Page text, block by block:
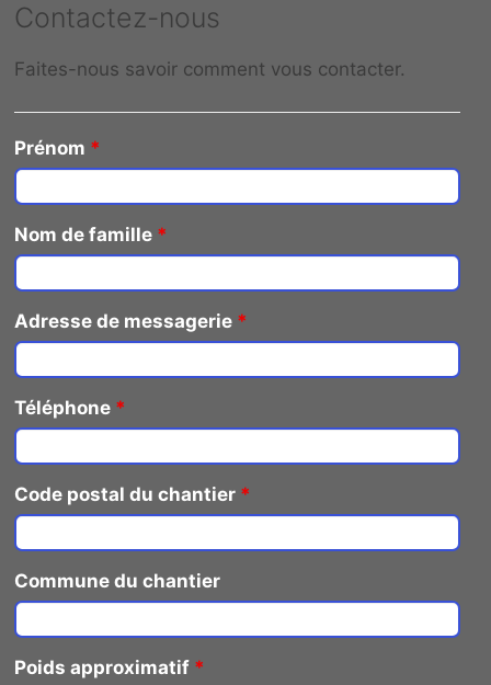
Contactez-nous
Faites-nous savoir comment vous contacter.
Prénom *
Nom de famille *
Adresse de messagerie *
Téléphone *
Code postal du chantier *
Commune du chantier
Poids approximatif *